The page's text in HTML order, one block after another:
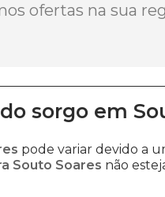
ofertas na sua
do sorgo em
pode variar devido a
Souto Soares não